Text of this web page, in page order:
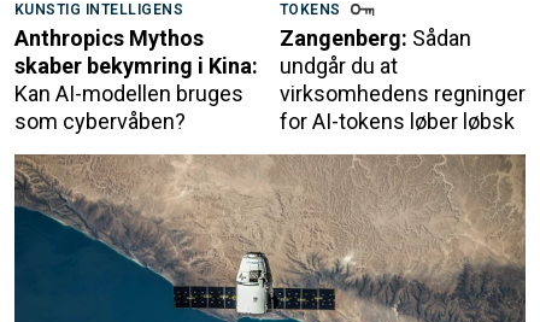
KUNSTIG INTELLIGENS
Anthropics Mythos
skaber bekymring i Kina:
Kan AI-modellen bruges
som cybervåben?
TOKENS
Zangenberg: Sådan
undgår du at
virksomhedens regninger
for AI-tokens løber løbsk